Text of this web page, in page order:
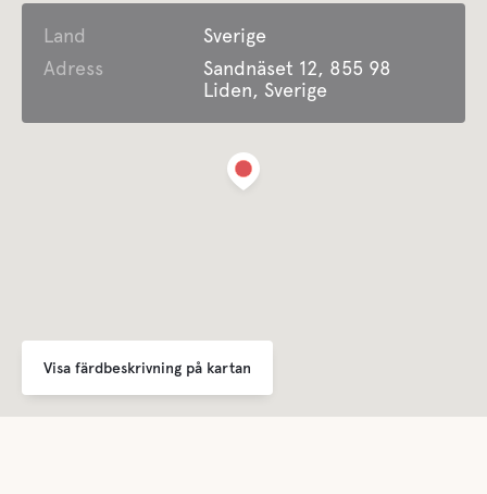
Handikappvänligt
Öppet året runt
Erbjuder Säsongscamping
1/10-30/4 Endast säsongscamping
WC
Land
Sverige
Adress
Sandnäset 12, 855 98
Liden, Sverige
Visa färdbeskrivning på kartan